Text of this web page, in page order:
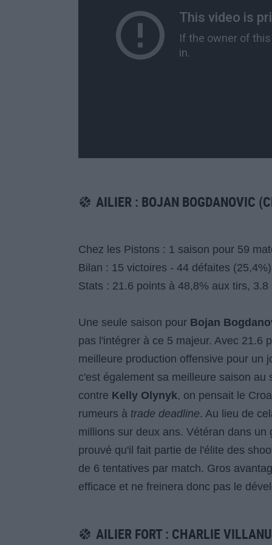
AILIER : BOJAN BOGDANOVIC
Chez les Pistons : 1 saison pour 59
Bilan : 15 victoires - 44 défaites (25,4%)
Stats : 21.6 points à 48,8% aux tirs,
Une seule saison pour Bojan
pas l'intégrer à ce 5 majeur. Avec 21.6
meilleure production offensive pour un
c'est également sa meilleure saison
contre Kelly Olynyk, on pensait le
rumeurs à trade deadline. Au lieu de
millions sur deux ans. Vétéran dans
prouvé qu'il fait partie de l'élite des
de 6 tentatives par match. Gros
efficace et ne freinera donc pas le
AILIER FORT : CHARLIE